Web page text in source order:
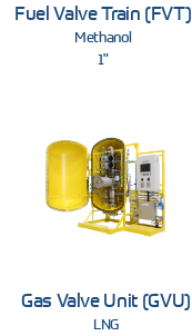
Fuel Valve Train (FVT)
Methanol
1"
Gas Valve Unit (GVU)
LNG